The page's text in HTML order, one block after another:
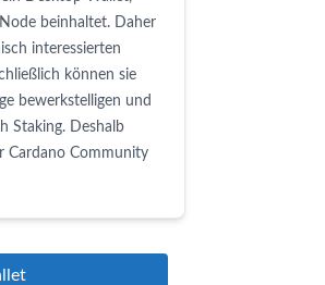
beinhaltet. Daher
interessierten
können sie
bewerkstelligen und
Staking. Deshalb
Cardano Community